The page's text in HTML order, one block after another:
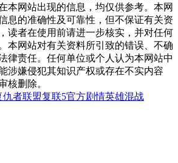
本网站出现的信息，均仅供参考。本网
息的准确性及可靠性，但不保证有关资
读者在使用前请进一步核实，并对任何
本网站对有关资料所引致的错误、不确
律责任。任何单位或个人认为本网站中
涉嫌侵犯其知识产权或存在不实内容
核删除。
仇者联盟复联5官方剧情英雄混战